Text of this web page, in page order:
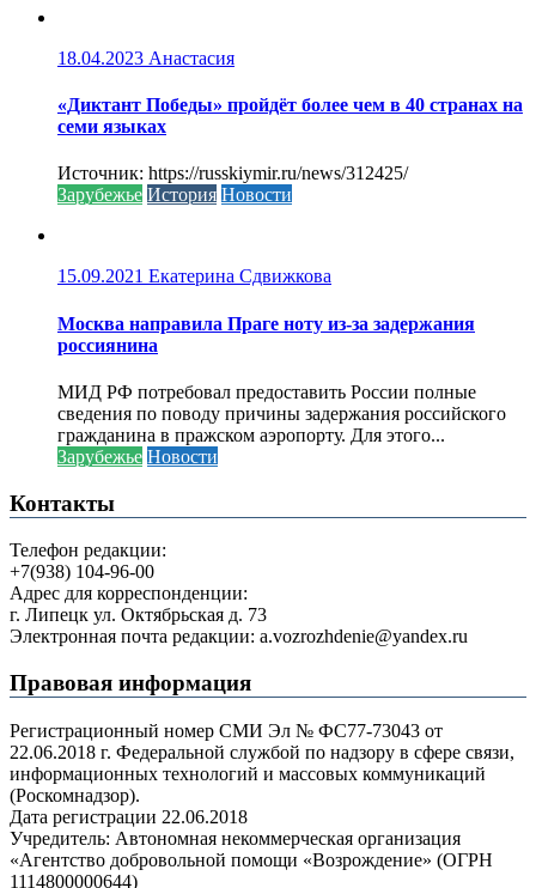
18.04.2023 Анастасия
«Диктант Победы» пройдёт более чем в 40 странах на
семи языках
Источник: https://russkiymir.ru/news/312425/
Зарубежье История Новости
15.09.2021 Екатерина Сдвижкова
Москва направила Праге ноту из-за задержания
россиянина
МИД РФ потребовал предоставить России полные
сведения по поводу причины задержания российского
гражданина в пражском аэропорту. Для этого...
Зарубежье Новости
Контакты
Телефон редакции:
+7(938) 104-96-00
Адрес для корреспонденции:
г. Липецк ул. Октябрьская д. 73
Электронная почта редакции: a.vozrozhdenie@yandex.ru
Правовая информация
Регистрационный номер СМИ Эл № ФС77-73043 от
22.06.2018 г. Федеральной службой по надзору в сфере связи,
информационных технологий и массовых коммуникаций
(Роскомнадзор).
Дата регистрации 22.06.2018
Учредитель: Автономная некоммерческая организация
«Агентство добровольной помощи «Возрождение» (ОГРН
1114800000644)